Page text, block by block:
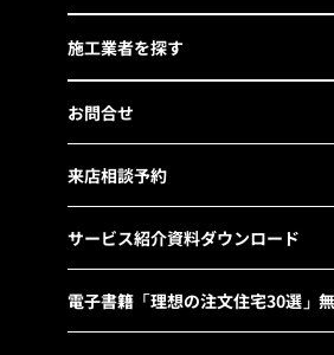
施工業者を探す
お問合せ
来店相談予約
サービス紹介資料ダウンロード
電子書籍「理想の注文住宅30選」